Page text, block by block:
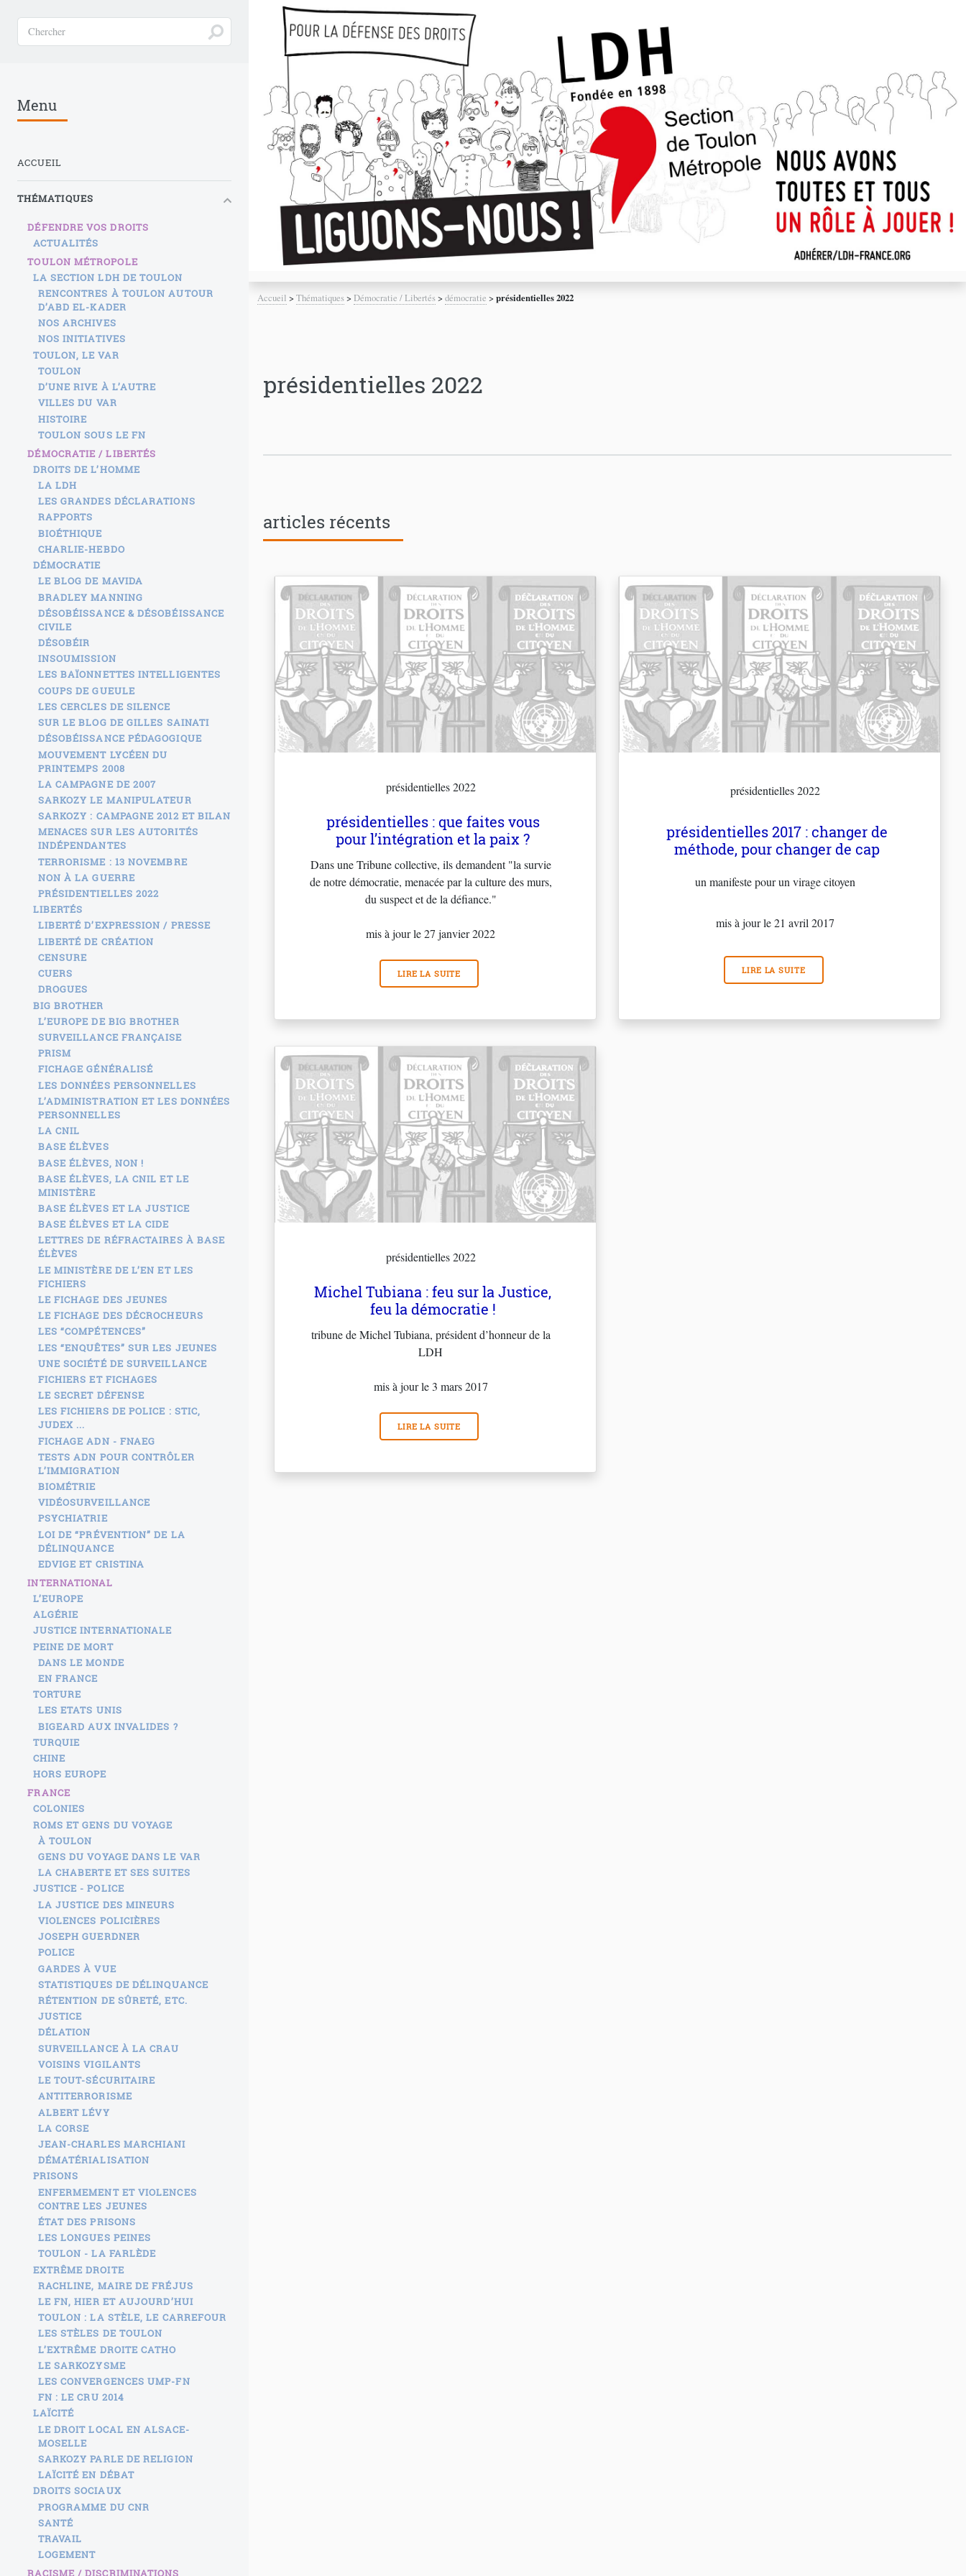
Accueil >Thématiques>Démocratie / Libertés>démocratie >présidentielles 2022
présidentielles 2022
articles récents
présidentielles 2022
présidentielles : que faites vous
pour l’intégration et la paix ?
Dans une Tribune collective, ils demandent "la survie
de notre démocratie, menacée par la culture des murs,
du suspect et de la défiance."
mis à jour le 27 janvier 2022
LIRE LA SUITE
présidentielles 2022
présidentielles 2017 : changer de
méthode, pour changer de cap
un manifeste pour un virage citoyen
mis à jour le 21 avril 2017
LIRE LA SUITE
présidentielles 2022
Michel Tubiana : feu sur la Justice,
feu la démocratie !
tribune de Michel Tubiana, président d’honneur de la
LDH
mis à jour le 3 mars 2017
LIRE LA SUITE
Menu
ACCUEIL
THÉMATIQUES
DÉFENDRE VOS DROITS
ACTUALITÉS
TOULON MÉTROPOLE
LA SECTION LDH DE TOULON
RENCONTRES À TOULON AUTOUR
D’ABD EL-KADER
NOS ARCHIVES
NOS INITIATIVES
TOULON, LE VAR
TOULON
D’UNE RIVE À L’AUTRE
VILLES DU VAR
HISTOIRE
TOULON SOUS LE FN
DÉMOCRATIE / LIBERTÉS
DROITS DE L’HOMME
LA LDH
LES GRANDES DÉCLARATIONS
RAPPORTS
BIOÉTHIQUE
CHARLIE-HEBDO
DÉMOCRATIE
LE BLOG DE MAVIDA
BRADLEY MANNING
DÉSOBÉISSANCE & DÉSOBÉISSANCE
CIVILE
DÉSOBÉIR
INSOUMISSION
LES BAÏONNETTES INTELLIGENTES
COUPS DE GUEULE
LES CERCLES DE SILENCE
SUR LE BLOG DE GILLES SAINATI
DÉSOBÉISSANCE PÉDAGOGIQUE
MOUVEMENT LYCÉEN DU
PRINTEMPS 2008
LA CAMPAGNE DE 2007
SARKOZY LE MANIPULATEUR
SARKOZY : CAMPAGNE 2012 ET BILAN
MENACES SUR LES AUTORITÉS
INDÉPENDANTES
TERRORISME : 13 NOVEMBRE
NON À LA GUERRE
PRÉSIDENTIELLES 2022
LIBERTÉS
LIBERTÉ D’EXPRESSION / PRESSE
LIBERTÉ DE CRÉATION
CENSURE
CUERS
DROGUES
BIG BROTHER
L’EUROPE DE BIG BROTHER
SURVEILLANCE FRANÇAISE
PRISM
FICHAGE GÉNÉRALISÉ
LES DONNÉES PERSONNELLES
L’ADMINISTRATION ET LES DONNÉES
PERSONNELLES
LA CNIL
BASE ÉLÈVES
BASE ÉLÈVES, NON !
BASE ÉLÈVES, LA CNIL ET LE
MINISTÈRE
BASE ÉLÈVES ET LA JUSTICE
BASE ÉLÈVES ET LA CIDE
LETTRES DE RÉFRACTAIRES À BASE
ÉLÈVES
LE MINISTÈRE DE L’EN ET LES
FICHIERS
LE FICHAGE DES JEUNES
LE FICHAGE DES DÉCROCHEURS
LES “COMPÉTENCES”
LES “ENQUÊTES” SUR LES JEUNES
UNE SOCIÉTÉ DE SURVEILLANCE
FICHIERS ET FICHAGES
LE SECRET DÉFENSE
LES FICHIERS DE POLICE : STIC,
JUDEX ...
FICHAGE ADN - FNAEG
TESTS ADN POUR CONTRÔLER
L’IMMIGRATION
BIOMÉTRIE
VIDÉOSURVEILLANCE
PSYCHIATRIE
LOI DE “PRÉVENTION” DE LA
DÉLINQUANCE
EDVIGE ET CRISTINA
INTERNATIONAL
L’EUROPE
ALGÉRIE
JUSTICE INTERNATIONALE
PEINE DE MORT
DANS LE MONDE
EN FRANCE
TORTURE
LES ETATS UNIS
BIGEARD AUX INVALIDES ?
TURQUIE
CHINE
HORS EUROPE
FRANCE
COLONIES
ROMS ET GENS DU VOYAGE
À TOULON
GENS DU VOYAGE DANS LE VAR
LA CHABERTE ET SES SUITES
JUSTICE - POLICE
LA JUSTICE DES MINEURS
VIOLENCES POLICIÈRES
JOSEPH GUERDNER
POLICE
GARDES À VUE
STATISTIQUES DE DÉLINQUANCE
RÉTENTION DE SÛRETÉ, ETC.
JUSTICE
DÉLATION
SURVEILLANCE À LA CRAU
VOISINS VIGILANTS
LE TOUT-SÉCURITAIRE
ANTITERRORISME
ALBERT LÉVY
LA CORSE
JEAN-CHARLES MARCHIANI
DÉMATÉRIALISATION
PRISONS
ENFERMEMENT ET VIOLENCES
CONTRE LES JEUNES
ÉTAT DES PRISONS
LES LONGUES PEINES
TOULON - LA FARLÈDE
EXTRÊME DROITE
RACHLINE, MAIRE DE FRÉJUS
LE FN, HIER ET AUJOURD’HUI
TOULON : LA STÈLE, LE CARREFOUR
LES STÈLES DE TOULON
L’EXTRÊME DROITE CATHO
LE SARKOZYSME
LES CONVERGENCES UMP-FN
FN : LE CRU 2014
LAÏCITÉ
LE DROIT LOCAL EN ALSACE-
MOSELLE
SARKOZY PARLE DE RELIGION
LAÏCITÉ EN DÉBAT
DROITS SOCIAUX
PROGRAMME DU CNR
SANTÉ
TRAVAIL
LOGEMENT
RACISME / DISCRIMINATIONS